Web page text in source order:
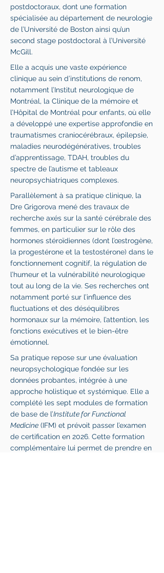
postdoctoraux, dont une formation
spécialisée au département de neurologie
de l’Université de Boston ainsi qu’un
second stage postdoctoral à l’Université
McGill.
Elle a acquis une vaste expérience
clinique au sein d’institutions de renom,
notamment l’Institut neurologique de
Montréal, la Clinique de la mémoire et
l’Hôpital de Montréal pour enfants, où elle
a développé une expertise approfondie en
traumatismes craniocérébraux, épilepsie,
maladies neurodégénératives, troubles
d’apprentissage, TDAH, troubles du
spectre de l’autisme et tableaux
neuropsychiatriques complexes.
Parallèlement à sa pratique clinique, la
Dre Grigorova mené des travaux de
recherche axés sur la santé cérébrale des
femmes, en particulier sur le rôle des
hormones stéroïdiennes (dont l’œstrogène,
la progestérone et la testostérone) dans le
fonctionnement cognitif, la régulation de
l’humeur et la vulnérabilité neurologique
tout au long de la vie. Ses recherches ont
notamment porté sur l’influence des
fluctuations et des déséquilibres
hormonaux sur la mémoire, l’attention, les
fonctions exécutives et le bien-être
émotionnel.
Sa pratique repose sur une évaluation
neuropsychologique fondée sur les
données probantes, intégrée à une
approche holistique et systémique. Elle a
complété les sept modules de formation
de base de l’Institute for Functional
Medicine (IFM) et prévoit passer l’examen
de certification en 2026. Cette formation
complémentaire lui permet de prendre en